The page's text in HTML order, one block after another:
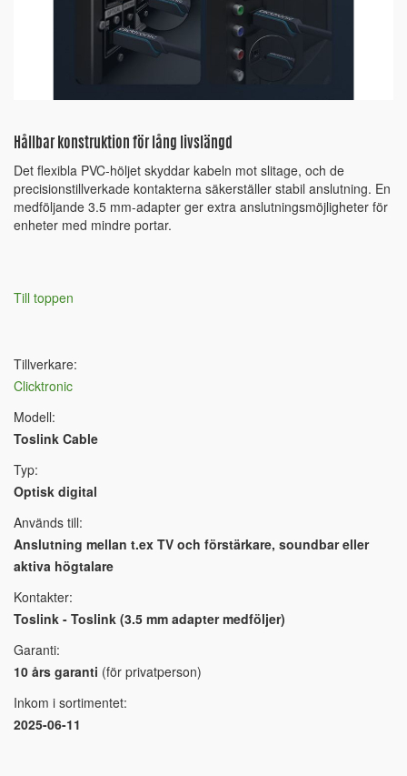
Hållbar konstruktion för lång livslängd
Det flexibla PVC-höljet skyddar kabeln mot slitage, och de
precisionstillverkade kontakterna säkerställer stabil anslutning. En
medföljande 3.5 mm-adapter ger extra anslutningsmöjligheter för
enheter med mindre portar.
Till toppen
Tillverkare:
Clicktronic
Modell:
Toslink Cable
Typ:
Optisk digital
Används till:
Anslutning mellan t.ex TV och förstärkare, soundbar eller
aktiva högtalare
Kontakter:
Toslink - Toslink (3.5 mm adapter medföljer)
Garanti:
10 års garanti (för privatperson)
Inkom i sortimentet:
2025-06-11